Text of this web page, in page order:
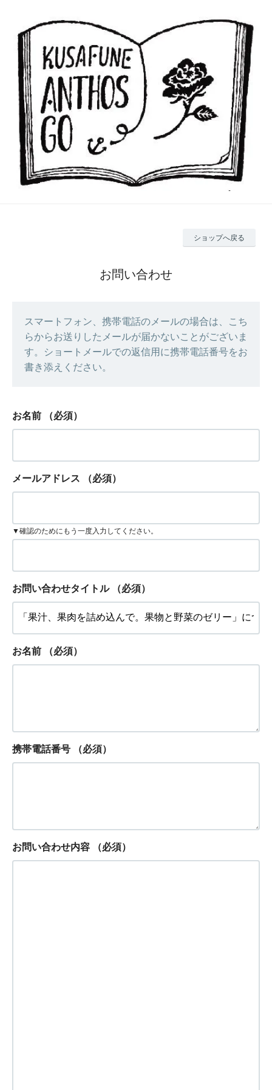
ショップへ戻る
お問い合わせ
スマートフォン、携帯電話のメールの場合は、こち
らからお送りしたメールが届かないことがございま
す。ショートメールでの返信用に携帯電話番号をお
書き添えください。
お名前 （必須）
メールアドレス （必須）
▼確認のためにもう一度入力してください。
お問い合わせタイトル （必須）
お名前 （必須）
携帯電話番号 （必須）
お問い合わせ内容 （必須）